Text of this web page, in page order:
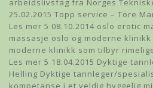
arbeidslivsfag fra Norges
25.02.2015 Topp service – Tore
Les mer 5 08.10.2014 oslo erotic
massasje oslo og moderne
moderne klinikk som tilbyr
Les mer 5 18.04.2015 Dyktige
Helling Dyktige tannleger/